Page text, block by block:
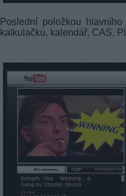
Poslední položkou
kalkulačku, kalendář, CAS,